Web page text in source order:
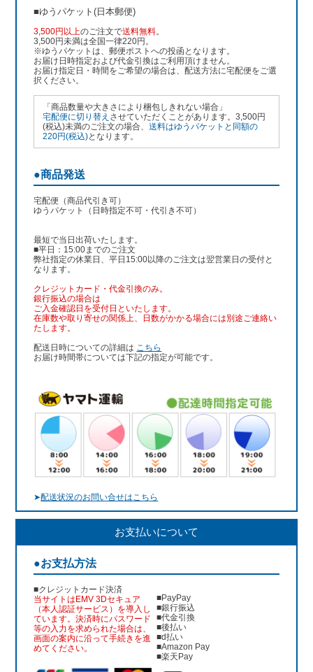
■ゆうパケット(日本郵便)
3,500円以上のご注文で送料無料。
3,500円未満は全国一律220円。
※ゆうパケットは、郵便ポストへの投函となります。
お届け日時指定および代金引換はご利用頂けません。
お届け指定日・時間をご希望の場合は、配送方法に宅配便をご選
択ください。
「商品数量や大きさにより梱包しきれない場合」
宅配便に切り替え させていただくことがあります。3,500円
(税込)未満のご注文の場合、送料はゆうパケットと同額の
220円(税込)となります。
●商品発送
宅配便（商品代引き可）
ゆうパケット（日時指定不可・代引き不可）
最短で当日出荷いたします。
■平日：15:00までのご注文
弊社指定の休業日、平日15:00以降のご注文は翌営業日の受付と
なります。
クレジットカード・代金引換のみ。
銀行振込の場合は
ご入金確認日を受付日といたします。
在庫数や取り寄せの関係上、日数がかかる場合には別途ご連絡い
たします。
配送日時についての詳細は こちら
お届け時間帯については下記の指定が可能です。
➤配送状況のお問い合せはこちら
お支払いについて
●お支払方法
■クレジットカード決済
当サイトはEMV 3Dセキュア
（本人認証サービス）を導入し
ています。決済時にパスワード
等の入力を求められた場合は、
画面の案内に沿って手続きを進
めてください。
■PayPay
■銀行振込
■代金引換
■後払い
■d払い
■Amazon Pay
■楽天Pay